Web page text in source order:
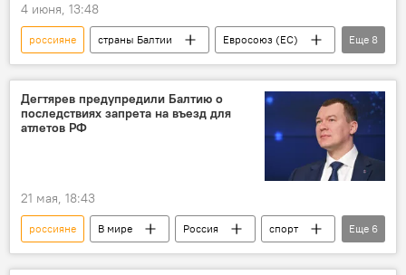
4 июня, 13:48
россияне страны Балтии
Евросоюз (ЕС)
ЕС
Визы
Россия
граждане России
пляж
путешествия
Туризм туризм
Еще 8
Дегтярев предупредили Балтию о
последствиях запрета на въезд для
атлетов РФ
21 мая, 18:43
россияне В мире Россия
спорт
Спорт
страны Балтии
спортсмены
Еще 6